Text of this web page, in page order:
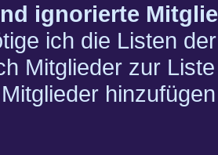
ignorierte
ich die Listen
Mitglieder zur